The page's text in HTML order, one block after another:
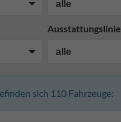
Ausstattungslinie
sich 110Fahrzeuge: